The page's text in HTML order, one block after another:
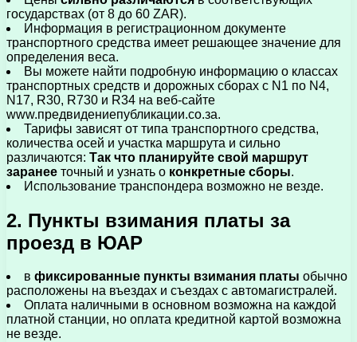
государствах (от 8 до 60 ZAR).
Информация в регистрационном документе
транспортного средства имеет решающее значение для
определения веса.
Вы можете найти подробную информацию о классах
транспортных средств и дорожных сборах с N1 по N4,
N17, R30, R730 и R34 на веб-сайте
www.предвидениепубликации.co.за.
Тарифы зависят от типа транспортного средства,
количества осей и участка маршрута и сильно
различаются: Так что планируйте свой маршрут
заранее точный и узнать о конкретные сборы.
Использование транспондера возможно не везде.
2. Пункты взимания платы за
проезд в ЮАР
в фиксированные пункты взимания платы обычно
расположены на въездах и съездах с автомагистралей.
Оплата наличными в основном возможна на каждой
платной станции, но оплата кредитной картой возможна
не везде.